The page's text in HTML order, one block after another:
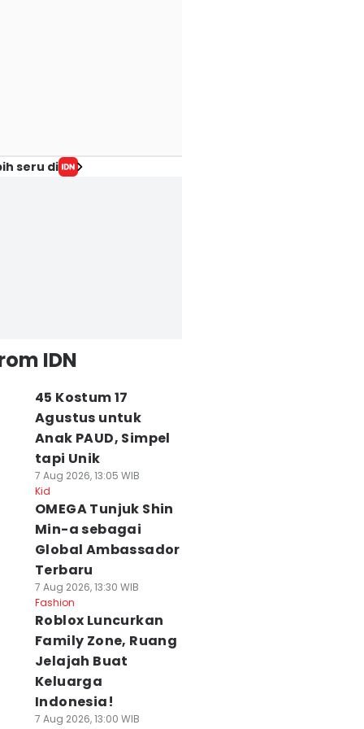
seru di
IDN
45 Kostum 17
Agustus untuk
Anak PAUD, Simpel
tapi Unik
7 Aug 2026, 13:05 WIB
Kid
OMEGA Tunjuk Shin
Min-a sebagai
Global Ambassador
Terbaru
7 Aug 2026, 13:30 WIB
Fashion
Roblox Luncurkan
Family Zone, Ruang
Jelajah Buat
Keluarga
Indonesia!
7 Aug 2026, 13:00 WIB